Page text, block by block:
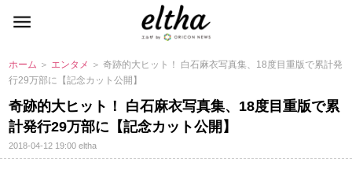
ホーム ＞ エンタメ ＞ 奇跡的大ヒット！ 白石麻衣写真集、18度目重版で累計発
行29万部に【記念カット公開】
奇跡的大ヒット！ 白石麻衣写真集、18度目重版で累
計発行29万部に【記念カット公開】
2018-04-12 19:00eltha